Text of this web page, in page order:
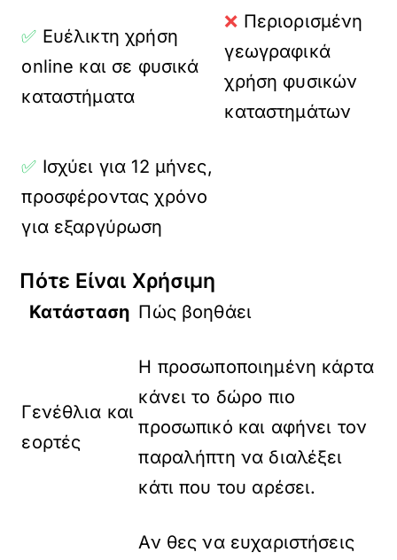
✅ Ευέλικτη χρήση
online και σε φυσικά
καταστήματα
❌ Περιορισμένη
γεωγραφικά
χρήση φυσικών
καταστημάτων
✅ Ισχύει για 12 μήνες,
προσφέροντας χρόνο
για εξαργύρωση
Πότε Είναι Χρήσιμη
Κατάσταση Πώς βοηθάει
Γενέθλια και
εορτές
Η προσωποποιημένη κάρτα
κάνει το δώρο πιο
προσωπικό και αφήνει τον
παραλήπτη να διαλέξει
κάτι που του αρέσει.
Αν θες να ευχαριστήσεις